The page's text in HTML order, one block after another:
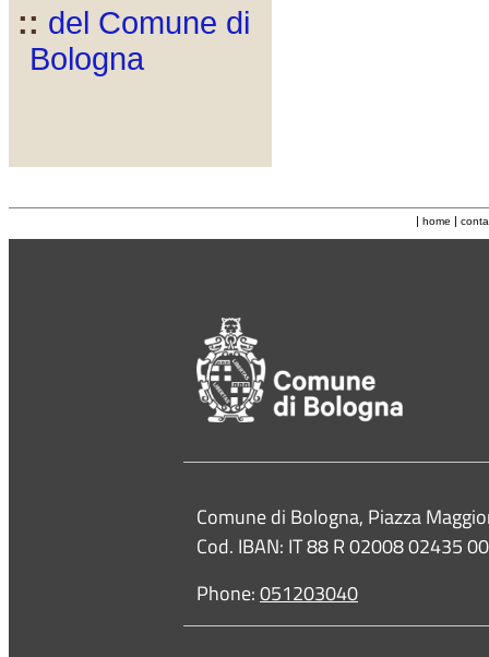
:: del Comune di
Bologna
| home |
Contacts
Comune di Bologna, Piazza
Cod. IBAN: IT 88 R 02008 02435
Phone:051203040